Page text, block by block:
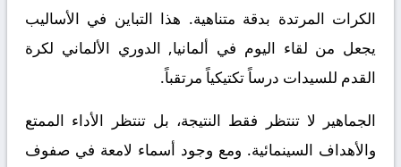
الكرات المرتدة بدقة متناهية. هذا التباين في الأساليب
يجعل من لقاء اليوم في ألمانيا, الدوري الألماني لكرة
القدم للسيدات درساً تكتيكياً مرتقباً.
الجماهير لا تنتظر فقط النتيجة، بل تنتظر الأداء الممتع
والأهداف السينمائية. ومع وجود أسماء لامعة في صفوف